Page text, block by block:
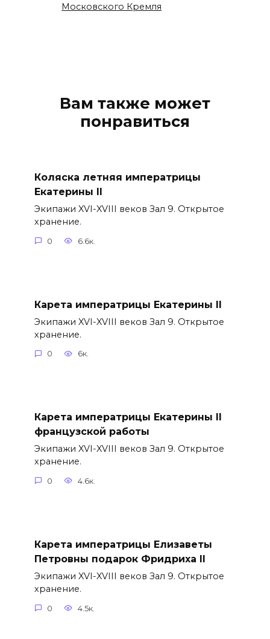
Московского Кремля
Вам также может
понравиться
Коляска летняя императрицы
Екатерины II
Экипажи XVI-XVIII веков Зал 9. Открытое
хранение.
0 6.6к.
Карета императрицы Екатерины II
Экипажи XVI-XVIII веков Зал 9. Открытое
хранение.
0 6к.
Карета императрицы Екатерины II
французской работы
Экипажи XVI-XVIII веков Зал 9. Открытое
хранение.
0 4.6к.
Карета императрицы Елизаветы
Петровны подарок Фридриха II
Экипажи XVI-XVIII веков Зал 9. Открытое
хранение.
0 4.5к.